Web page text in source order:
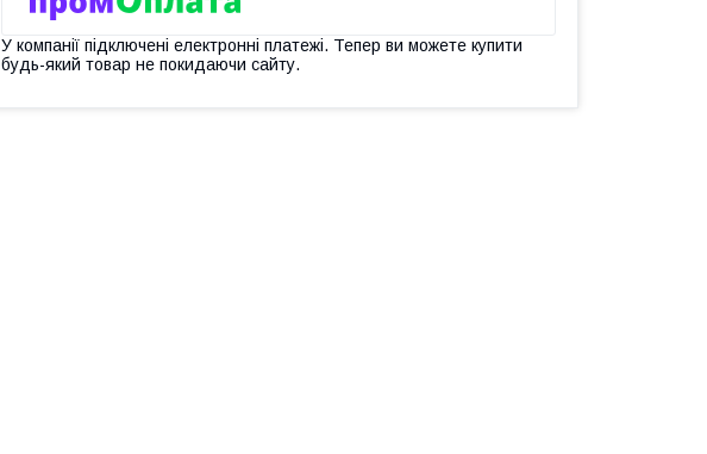
У компанії підключені електронні платежі. Тепер ви можете купити
будь-який товар не покидаючи сайту.